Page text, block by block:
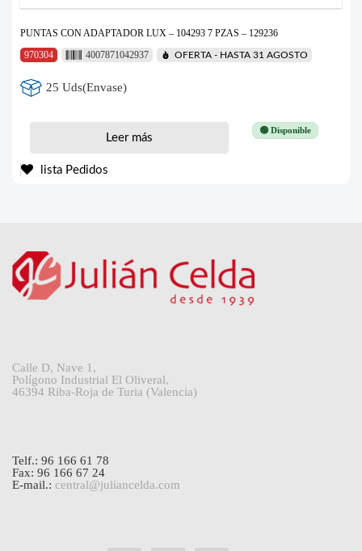
PUNTAS CON ADAPTADOR LUX – 104293 7 PZAS – 129236
970304
4007871042937 OFERTA - HASTA 31 AGOSTO
25 Uds(Envase)
🟢 Disponible
Leer más
lista Pedidos
Calle D, Nave 1,
Polígono Industrial El Oliveral,
46394 Riba-Roja de Turia (Valencia)
Telf.: 96 166 61 78
Fax: 96 166 67 24
E-mail.: central@juliancelda.com